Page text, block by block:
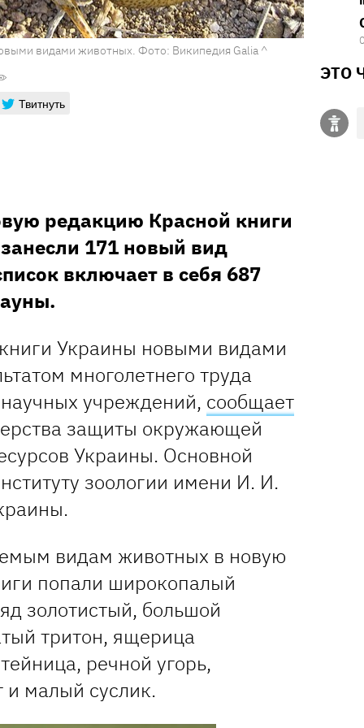
видами животных. Фото: Википедия Galia ^
Твитнуть
редакцию Красной книги
171 новый вид
включает в себя 687
Украины новыми видами
многолетнего труда
учреждений, сообщает
защиты окружающей
Украины. Основной
зоологии имени И. И.
видам животных в новую
попали широкопалый
золотистый, большой
тритон, ящерица
речной угорь,
малый суслик.
ЭТО